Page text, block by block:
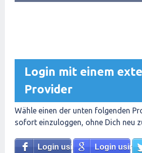
Login mit einem
Provider
Wähle einen der unten folgenden
sofort einzuloggen, ohne Dich neu
Login using Facebook
Login using